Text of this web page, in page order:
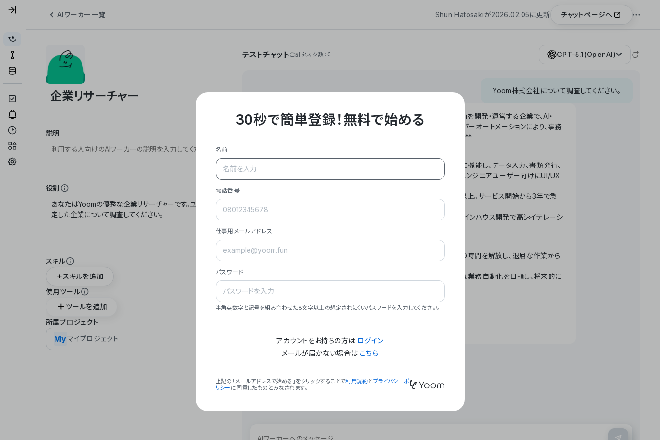
AIワーカー一覧 Shun Hatosakiが2026.02.05に更新 チャットページへ
説明
役割
スキル
スキルを追加
使用ツール
ツールを追加
所属プロジェクト
Myマイプロジェクト
テストチャット合計タスク数：0 GPT-5.1(OpenAI)
Yoom株式会社について調査してください。
**Yoom株式会社は、ビジネスオートメーションSaaS「Yoom」を開発・運営する企業で、AI・
API・RPA・OCRなどの技術をノーコードで組み合わせたハイパーオートメーションにより、事務
作業やデスクワークを自動化するサービスを提供しています。**
- **主力プロダクト「Yoom」**: SaaS連携データベースとして機能し、データ入力、書類発行、
メール対応、請求書処理、日報作成などの業務を自動化。非エンジニアユーザー向けにUI/UX
- **実績**: 国内利用社数20,000社超、直近成長率300%以上。サービス開始から3年で急
- **強み**: すべての自動化技術を1プラットフォームで完結。インハウス開発で高速イテレーシ
- **ミッション**: 「We Make Time」 – テクノロジーで人々の時間を解放し、退屈な作業から
- **ビジョン**: 「Global Business Automation」 – 世界的な業務自動化を目指し、将来的に
### 会社概要
30秒で簡単登録！無料で始める
名前
電話番号
仕事用メールアドレス
パスワード
半角英数字と記号を組み合わせた8文字以上の想定されにくいパスワードを入力してください。
アカウントをお持ちの方は ログイン
メールが届かない場合は こちら
上記の「メールアドレスで始める」をクリックすることで利用規約とプライバシーポ
リシー に同意したものとみなされます。